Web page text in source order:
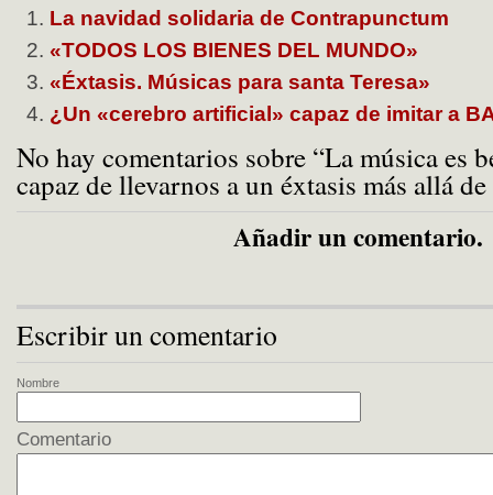
La navidad solidaria de Contrapunctum
«TODOS LOS BIENES DEL MUNDO»
«Éxtasis. Músicas para santa Teresa»
¿Un «cerebro artificial» capaz de imitar a
No hay comentarios sobre “La música es
capaz de llevarnos a un éxtasis más allá
Añadir un comentario.
Escribir un comentario
Nombre
Comentario